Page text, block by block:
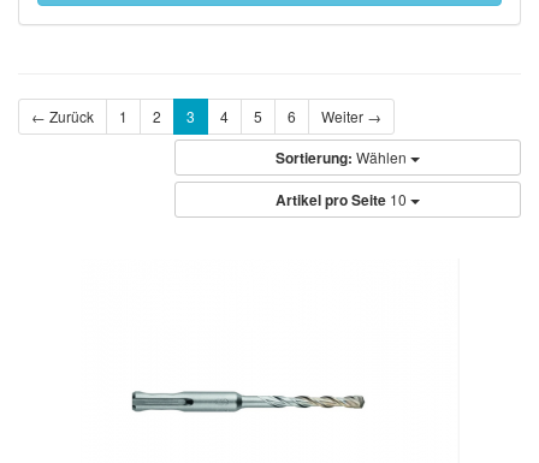
← Zurück 1 2 3 4 5 6 Weiter →
Sortierung: Wählen
Artikel pro Seite 10